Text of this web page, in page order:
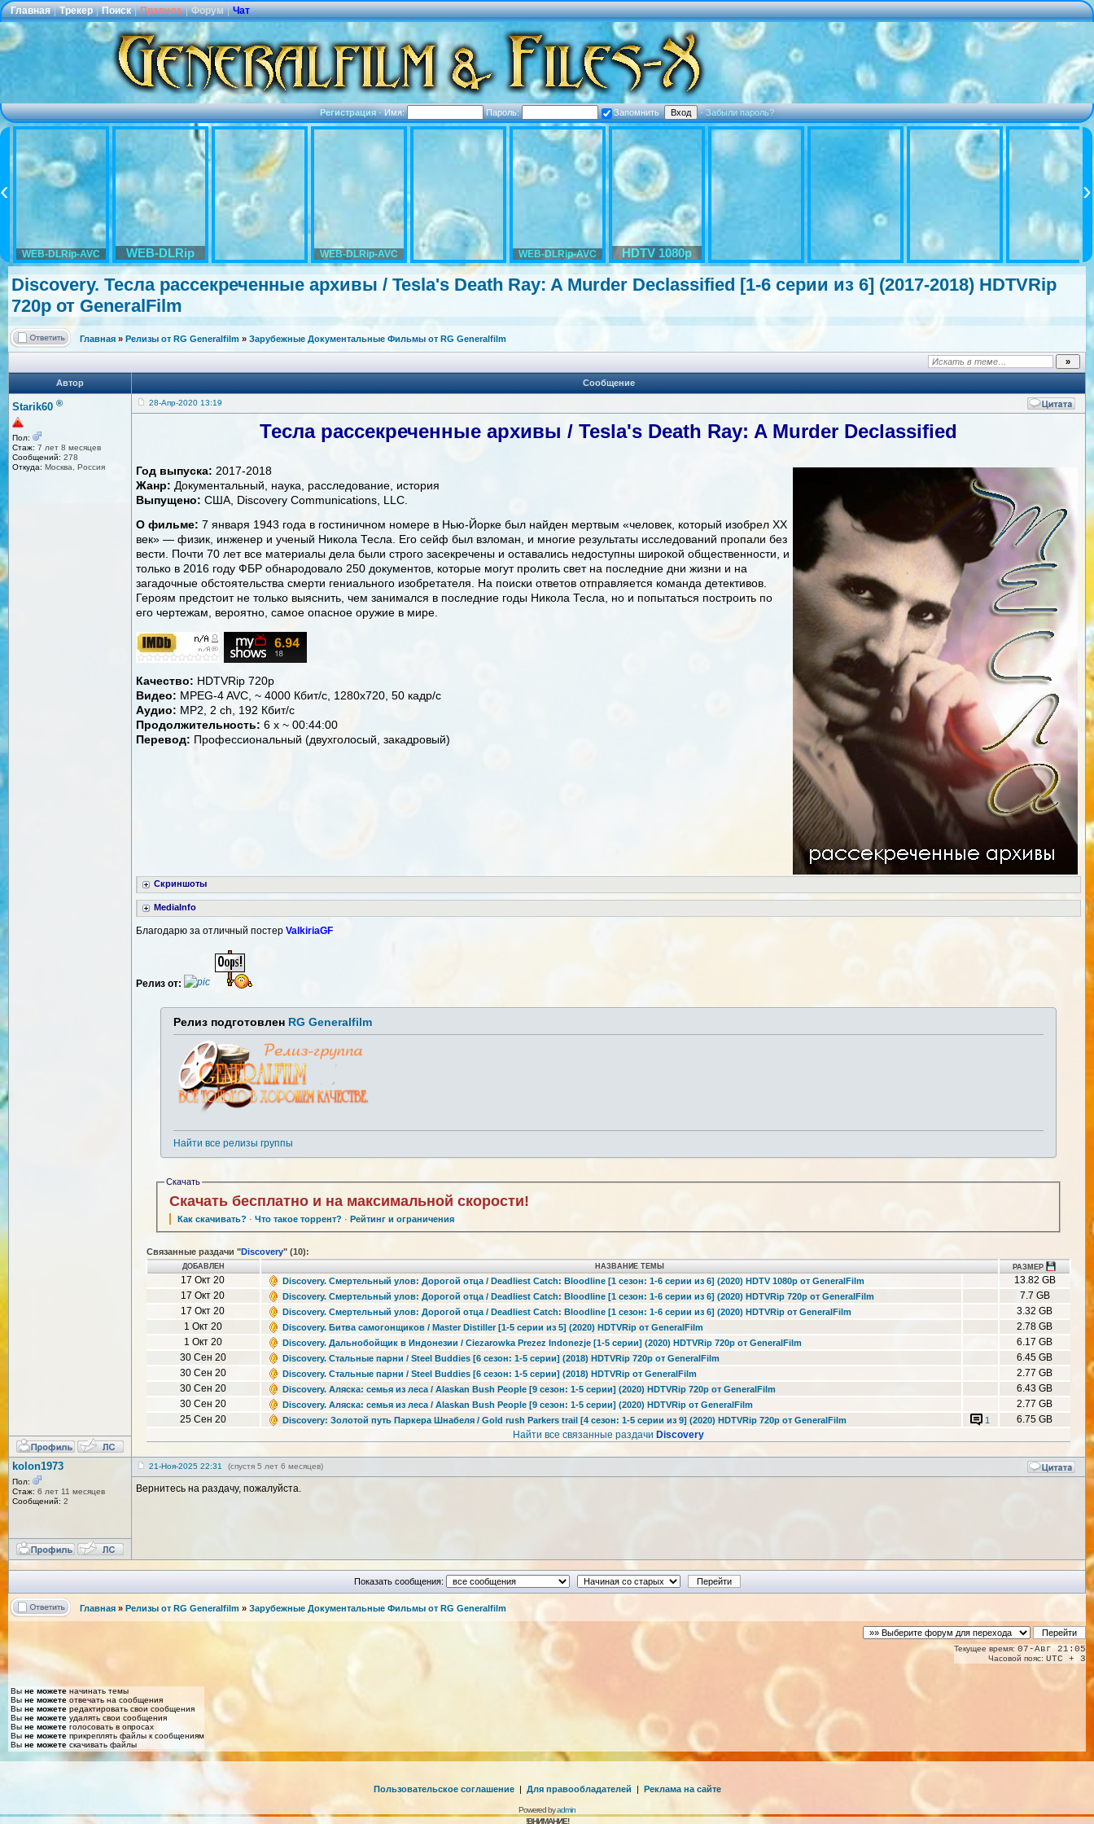
Главная | Трекер | Поиск | Правила | Форум | Чат
Регистрация·Имя: Пароль: Запомнить ·Забыли пароль?
WEB-DLRip-AVC WEB-DLRip WEB-DLRip-AVC WEB-DLRip-AVC HDTV 1080p
Discovery. Тесла рассекреченные архивы / Tesla's Death Ray: A Murder Declassified [1-6 серии из 6] (2017-2018) HDTVRip
720p от GeneralFilm
Главная » Релизы от RG Generalfilm » Зарубежные Документальные Фильмы от RG Generalfilm
Автор Сообщение
Starik60 ®
Пол:
Стаж: 7 лет 8 месяцев
Сообщений: 278
Откуда: Москва, Россия
28-Апр-2020 13:19
Тесла рассекреченные архивы / Tesla's Death Ray: A Murder Declassified
Год выпуска: 2017-2018
Жанр: Документальный, наука, расследование, история
Выпущено: США, Discovery Communications, LLC.
О фильме: 7 января 1943 года в гостиничном номере в Нью-Йорке был найден мертвым «человек, который изобрел XX
век» — физик, инженер и ученый Никола Тесла. Его сейф был взломан, и многие результаты исследований пропали без
вести. Почти 70 лет все материалы дела были строго засекречены и оставались недоступны широкой общественности, и
только в 2016 году ФБР обнародовало 250 документов, которые могут пролить свет на последние дни жизни и на
загадочные обстоятельства смерти гениального изобретателя. На поиски ответов отправляется команда детективов.
Героям предстоит не только выяснить, чем занимался в последние годы Никола Тесла, но и попытаться построить по
его чертежам, вероятно, самое опасное оружие в мире.
Качество: HDTVRip 720p
Видео: MPEG-4 AVC, ~ 4000 Кбит/с, 1280x720, 50 кадр/с
Аудио: MP2, 2 ch, 192 Кбит/с
Продолжительность: 6 х ~ 00:44:00
Перевод: Профессиональный (двухголосый, закадровый)
Скриншоты
MediaInfo
Благодарю за отличный постер ValkiriaGF
Релиз от:
Релиз подготовлен RG Generalfilm
Найти все релизы группы
Скачать
Скачать бесплатно и на максимальной скорости!
Как скачивать? ·Что такое торрент? · Рейтинг и ограничения
Связанные раздачи "Discovery" (10):
ДОБАВЛЕН НАЗВАНИЕ ТЕМЫ РАЗМЕР
17 Окт 20 Discovery. Смертельный улов: Дорогой отца / Deadliest Catch: Bloodline [1 сезон: 1-6 серии из 6] (2020) HDTV 1080p от GeneralFilm
13.82 GB
17 Окт 20
Discovery. Смертельный улов: Дорогой отца / Deadliest Catch: Bloodline [1 сезон: 1-6 серии из 6] (2020) HDTVRip 720p от GeneralFilm
7.7 GB
17 Окт 20
Discovery. Смертельный улов: Дорогой отца / Deadliest Catch: Bloodline [1 сезон: 1-6 серии из 6] (2020) HDTVRip от GeneralFilm
3.32 GB
1 Окт 20
Discovery. Битва самогонщиков / Master Distiller [1-5 серии из 5] (2020) HDTVRip от GeneralFilm
2.78 GB
1 Окт 20
Discovery. Дальнобойщик в Индонезии / Ciezarowka Prezez Indonezje [1-5 серии] (2020) HDTVRip 720p от GeneralFilm
6.17 GB
30 Сен 20
Discovery. Стальные парни / Steel Buddies [6 сезон: 1-5 серии] (2018) HDTVRip 720p от GeneralFilm
6.45 GB
30 Сен 20
Discovery. Стальные парни / Steel Buddies [6 сезон: 1-5 серии] (2018) HDTVRip от GeneralFilm
2.77 GB
30 Сен 20
Discovery. Аляска: семья из леса / Alaskan Bush People [9 сезон: 1-5 серии] (2020) HDTVRip 720p от GeneralFilm
6.43 GB
30 Сен 20
Discovery. Аляска: семья из леса / Alaskan Bush People [9 сезон: 1-5 серии] (2020) HDTVRip от GeneralFilm
2.77 GB
25 Сен 20
Discovery: Золотой путь Паркера Шнабеля / Gold rush Parkers trail [4 сезон: 1-5 серии из 9] (2020) HDTVRip 720p от GeneralFilm 1
6.75 GB
Найти все связанные раздачи Discovery
kolon1973
Пол:
Стаж: 6 лет 11 месяцев
Сообщений: 2
21-Ноя-2025 22:31 (спустя 5 лет 6 месяцев)
Вернитесь на раздачу, пожалуйста.
Показать сообщения:
Главная » Релизы от RG Generalfilm » Зарубежные Документальные Фильмы от RG Generalfilm
Текущее время: 07-Авг 21:05
Часовой пояс: UTC + 3
Вы не можете начинать темы
Вы не можете отвечать на сообщения
Вы не можете редактировать свои сообщения
Вы не можете удалять свои сообщения
Вы не можете голосовать в опросах
Вы не можете прикреплять файлы к сообщениям
Вы не можете скачивать файлы
Пользовательское соглашение | Для правообладателей | Реклама на сайте
Powered byadmin
!ВНИМАНИЕ!